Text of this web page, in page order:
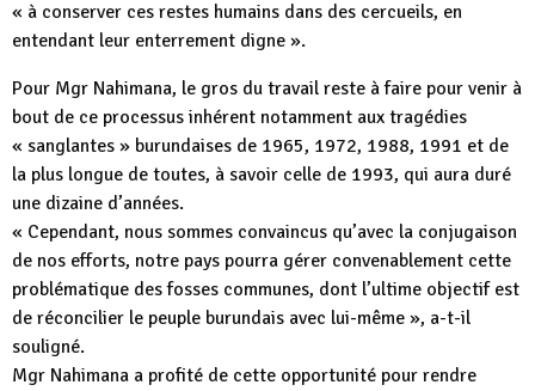
« à conserver ces restes humains dans des cercueils, en
entendant leur enterrement digne ».
Pour Mgr Nahimana, le gros du travail reste à faire pour venir à
bout de ce processus inhérent notamment aux tragédies
« sanglantes » burundaises de 1965, 1972, 1988, 1991 et de
la plus longue de toutes, à savoir celle de 1993, qui aura duré
une dizaine d’années.
« Cependant, nous sommes convaincus qu’avec la conjugaison
de nos efforts, notre pays pourra gérer convenablement cette
problématique des fosses communes, dont l’ultime objectif est
de réconcilier le peuple burundais avec lui-même », a-t-il
souligné.
Mgr Nahimana a profité de cette opportunité pour rendre